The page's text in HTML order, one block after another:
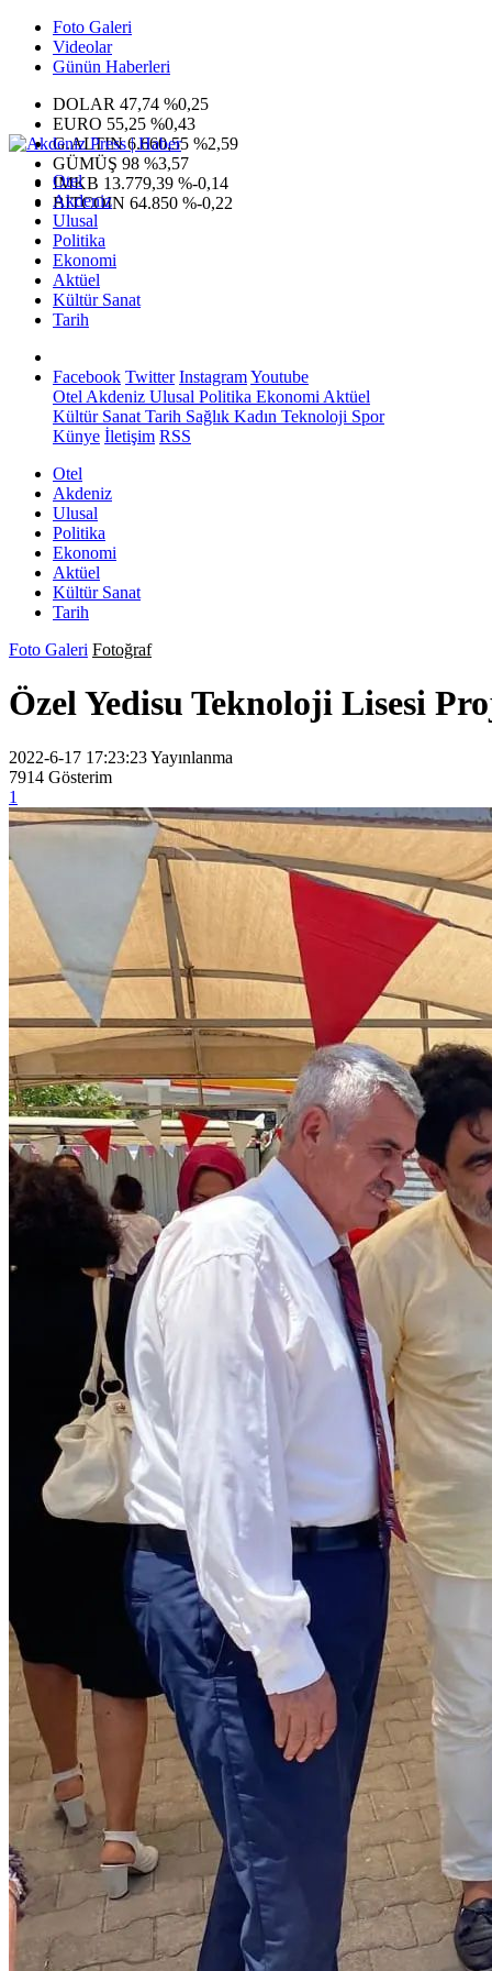
Foto Galeri
Videolar
Günün Haberleri
DOLAR 47,74 %0,25
EURO 55,25 %0,43
G.ALTIN6.660,55 %2,59
GÜMÜŞ 98 %3,57
IMKB 13.779,39 %-0,14
BITCOIN 64.850 %-0,22
Otel
Akdeniz
Ulusal
Politika
Ekonomi
Aktüel
Kültür Sanat
Tarih
Facebook Twitter InstagramYoutube
Otel Akdeniz Ulusal Politika Ekonomi Aktüel
Kültür Sanat Tarih Sağlık Kadın Teknoloji Spor
Künye İletişim RSS
Otel
Akdeniz
Ulusal
Politika
Ekonomi
Aktüel
Kültür Sanat
Tarih
Foto Galeri Fotoğraf
Özel Yedisu Teknoloji Lisesi
2022-6-17 17:23:23Yayınlanma
7914 Gösterim
1